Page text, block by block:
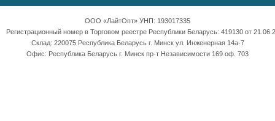
ООО «ЛайтОпт» УНП: 193017335
Регистрационный номер в Торговом реестре Республики Беларусь: 419130 от
Склад: 220075 Республика Беларусь г. Минск ул. Инженерная 14а-7
Офис: Республика Беларусь г. Минск пр-т Независимости 169 оф. 703